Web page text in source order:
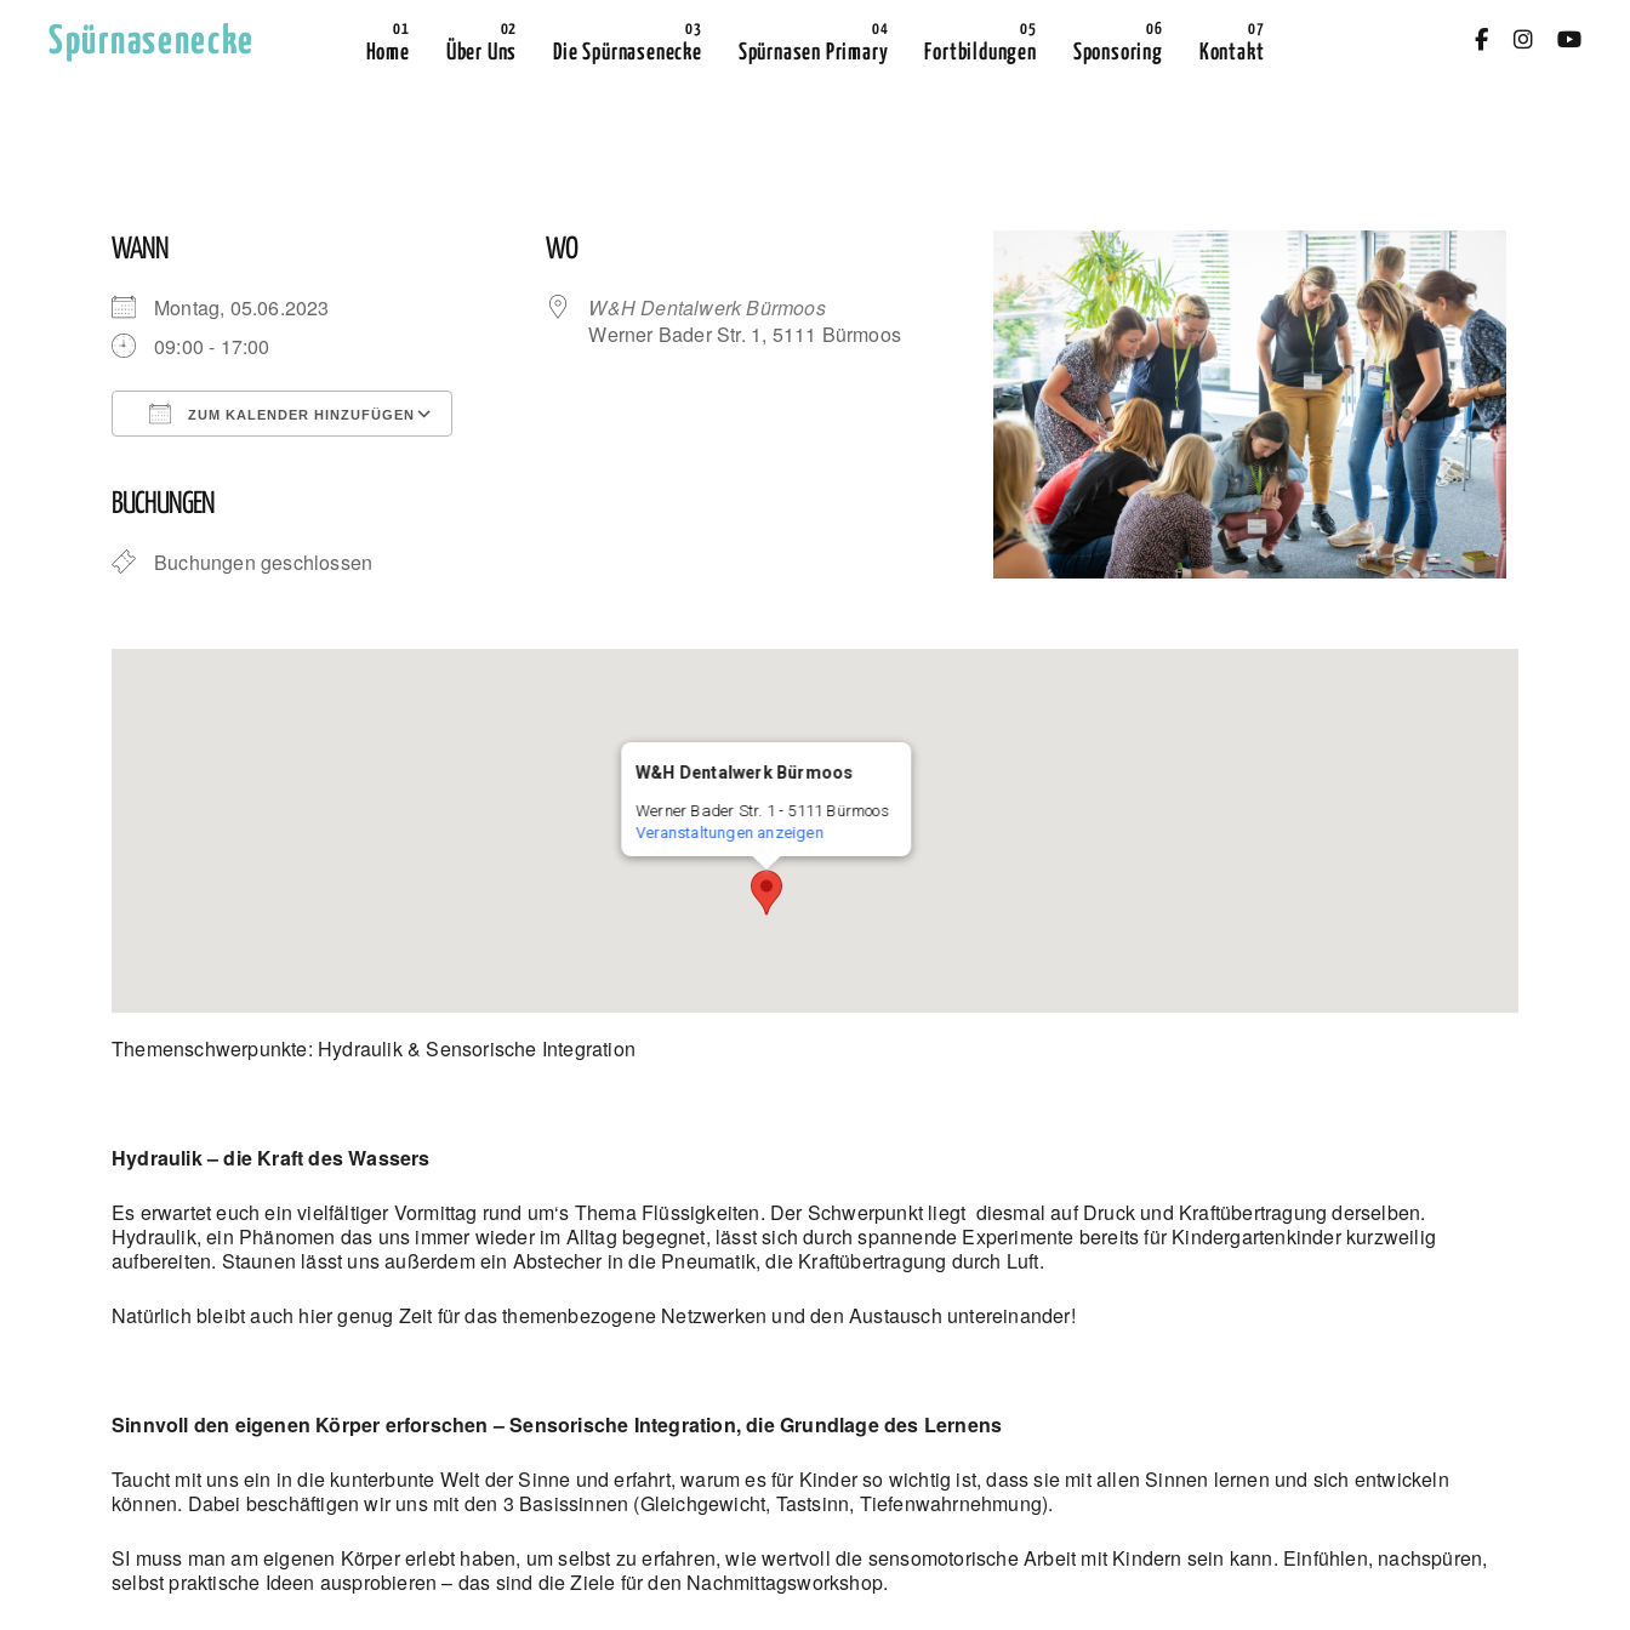
Spürnasenecke Home Über Uns Die Spürnasenecke Spürnasen Primary Fortbildungen Sponsoring Kontakt
WANN
Montag, 05.06.2023
09:00 - 17:00
ZUM KALENDER HINZUFÜGEN
Office 365 Outlook Live
BUCHUNGEN
Buchungen geschlossen
WO
W&H Dentalwerk Bürmoos
Werner Bader Str. 1, 5111 Bürmoos
W&H Dentalwerk Bürmoos
Werner Bader Str. 1 - 5111 Bürmoos
Veranstaltungen anzeigen
Themenschwerpunkte: Hydraulik & Sensorische Integration
Hydraulik – die Kraft des Wassers
Es erwartet euch ein vielfältiger Vormittag rund um‘s Thema Flüssigkeiten. Der Schwerpunkt liegt diesmal auf Druck und Kraftübertragung derselben.
Hydraulik, ein Phänomen das uns immer wieder im Alltag begegnet, lässt sich durch spannende Experimente bereits für Kindergartenkinder kurzweilig
aufbereiten. Staunen lässt uns außerdem ein Abstecher in die Pneumatik, die Kraftübertragung durch Luft.
Natürlich bleibt auch hier genug Zeit für das themenbezogene Netzwerken und den Austausch untereinander!
Sinnvoll den eigenen Körper erforschen – Sensorische Integration, die Grundlage des Lernens
Taucht mit uns ein in die kunterbunte Welt der Sinne und erfahrt, warum es für Kinder so wichtig ist, dass sie mit allen Sinnen lernen und sich entwickeln
können. Dabei beschäftigen wir uns mit den 3 Basissinnen (Gleichgewicht, Tastsinn, Tiefenwahrnehmung).
SI muss man am eigenen Körper erlebt haben, um selbst zu erfahren, wie wertvoll die sensomotorische Arbeit mit Kindern sein kann. Einfühlen, nachspüren,
selbst praktische Ideen ausprobieren – das sind die Ziele für den Nachmittagsworkshop.